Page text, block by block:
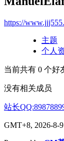
https://
主题
个人
当前共有 0 个好
没有相关成员
站长
GMT+8, 2026-8-